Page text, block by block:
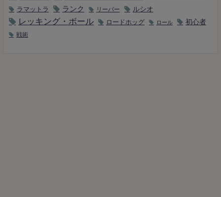
ラマットラ ランク リーパー ルシオ
レッキング・ボール ロードホッグ ロール 初心者
戦術